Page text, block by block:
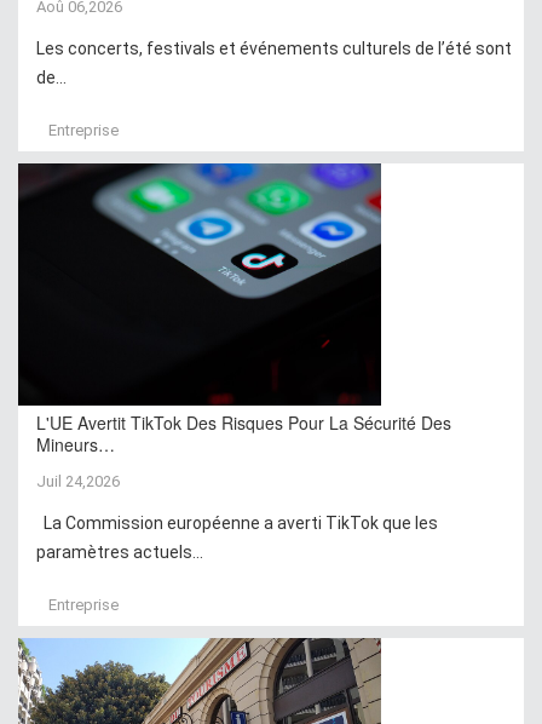
Aoû 06,2026
Les concerts, festivals et événements culturels de l’été sont
de...
Entreprise
L'UE Avertit TikTok Des Risques Pour La Sécurité Des
Mineurs…
Juil 24,2026
La Commission européenne a averti TikTok que les
paramètres actuels...
Entreprise